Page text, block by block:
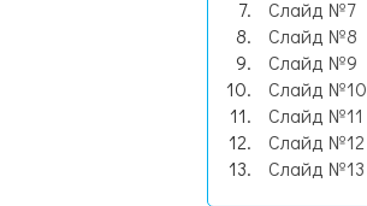
Слайд №7
Слайд №8
Слайд №9
Слайд №10
Слайд №11
Слайд №12
Слайд №13